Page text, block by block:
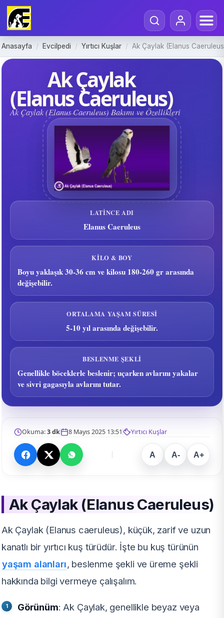
Anasayfa / Evcilpedi / Yırtıcı Kuşlar / Ak Çaylak (Elanus
Ak Çaylak
(Elanus Caeruleus)
Ak Çaylak (Elanus Caeruleus) Bakımı ve Özellikleri
LATINCE ADI
Elanus Caeruleus
KILO & BOY
Boyu yaklaşık 30-36 cm ve kilosu 180-260 gr arasında
değişebilir.
ORTALAMA YAŞAM SÜRESI
5-10 yıl arasında değişebilir.
BESLENME ŞEKLI
Genellikle böceklerle beslenir; uçarken avlarını yakalar
ve sivri gagasıyla avlarını tutar.
Okuma:3 dk 8 Mayıs 2025 13:51 Yırtıcı Kuşlar
A A- A+
Ak Çaylak (Elanus Caeruleus)
Ak Çaylak (Elanus caeruleus), küçük, zarif ve uzun
kanatlı bir yırtıcı kuş türüdür. İşte bu kuş türünün
yaşam alanları, beslenme şekli ve üreme şekli
hakkında bilgi vermeye çalışalım.
Görünüm: Ak Çaylak, genellikle beyaz veya